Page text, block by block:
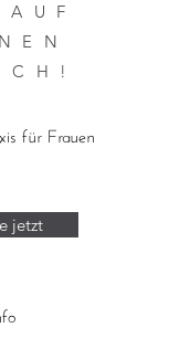
für Frauen
jetzt